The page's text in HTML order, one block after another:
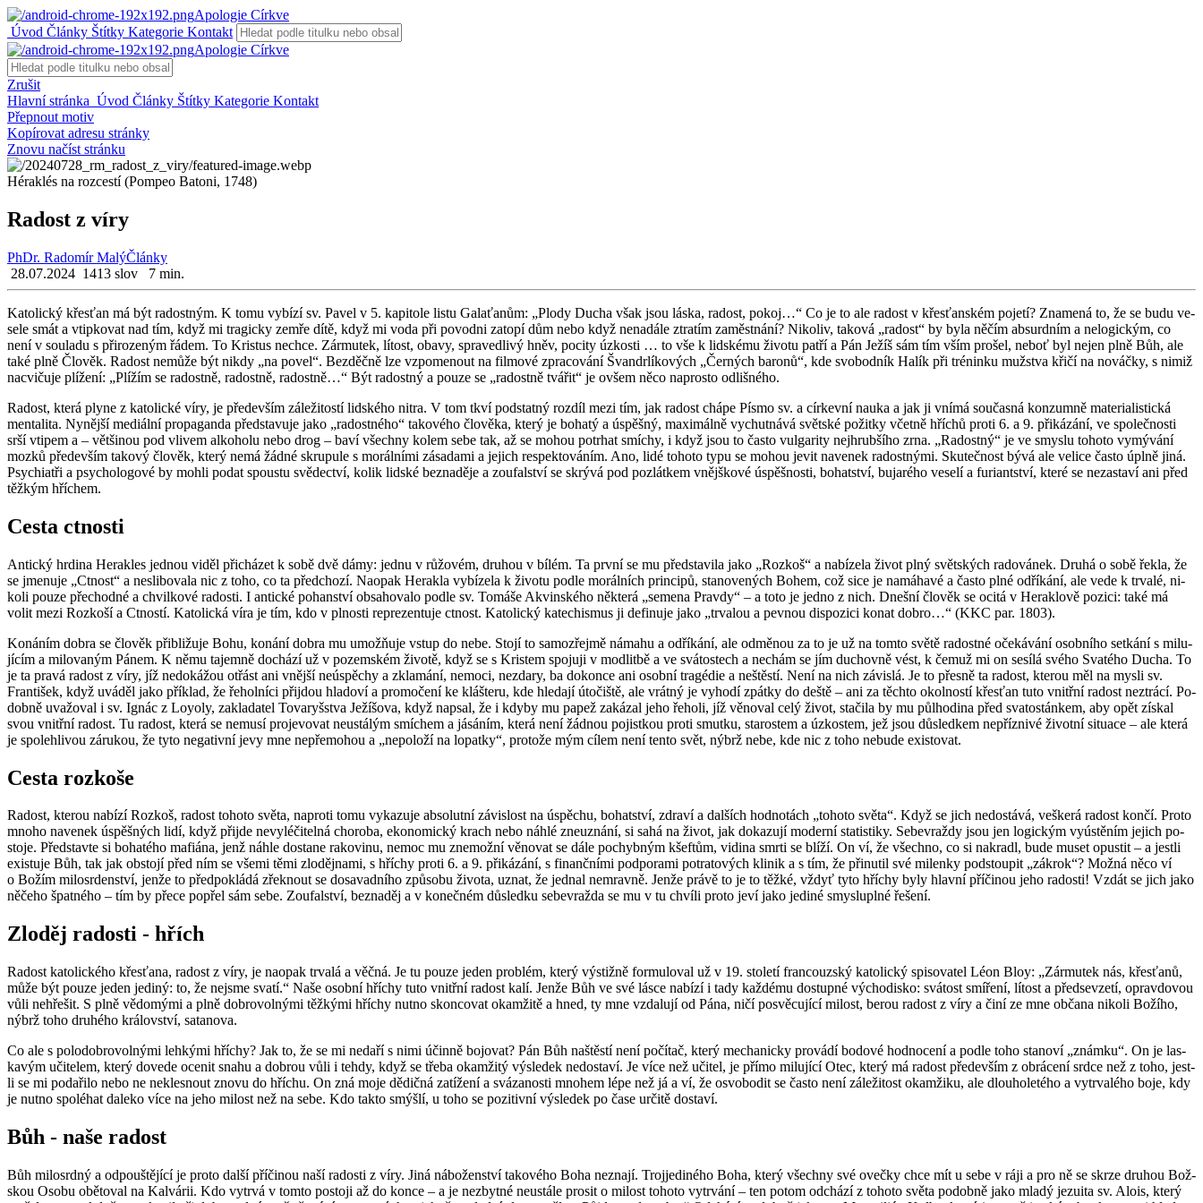
Apologie Církve
Úvod Články Štítky Kategorie Kontakt
Apologie Církve
Zrušit
Hlavní stránka Úvod Články Štítky Kategorie Kontakt
Přepnout motiv
Kopírovat adresu stránky
Znovu načíst stránku
Héraklés na rozcestí (Pompeo Batoni, 1748)
Radost z víry
PhDr. Radomír MalýČlánky
28.07.2024 1413 slov 7 min.
Ka­to­lic­ký křes­ťan má být ra­dost­ným. K tomu vy­bí­zí sv. Pavel v 5. ka­pi­to­le listu Ga­laťa­nům: „Plody Ducha však jsou láska, ra­dost, pokoj…“ Co je to ale ra­dost v křes­ťan­ském po­je­tí? Zna­me­ná to, že se budu ve­
se­le smát a vtip­ko­vat nad tím, když mi tra­gic­ky zemře dítě, když mi voda při po­vod­ni za­to­pí dům nebo když ne­na­dá­le ztra­tím za­měst­ná­ní? Ni­ko­liv, ta­ko­vá „ra­dost“ by byla něčím ab­surd­ním a ne­lo­gic­kým, co
není v sou­la­du s při­ro­ze­ným řádem. To Kris­tus ne­chce. Zármu­tek, lí­tost, obavy, spra­ved­li­vý hněv, po­ci­ty úz­kos­ti … to vše k lid­ské­mu ži­vo­tu patří a Pán Ježíš sám tím vším pro­šel, neboť byl nejen plně Bůh, ale
také plně Člo­věk. Ra­dost ne­mů­že být nikdy „na povel“. Bezděč­ně lze vzpo­me­nout na fil­mo­vé zpra­co­vá­ní Švan­dr­lí­ko­vých „Čer­ných ba­ro­nů“, kde svo­bod­ník Halík při tré­nin­ku muž­stva křičí na no­váč­ky, s nimiž
na­cvi­ču­je plí­že­ní: „Plí­žím se ra­dost­ně, ra­dost­ně, ra­dost­ně…“ Být ra­dost­ný a pouze se „ra­dost­ně tvá­řit“ je ovšem něco na­pros­to od­liš­né­ho.
Ra­dost, která plyne z ka­to­lic­ké víry, je pře­de­vším zá­le­ži­tos­tí lid­ské­ho nitra. V tom tkví pod­stat­ný roz­díl mezi tím, jak ra­dost chápe Písmo sv. a cír­kev­ní nauka a jak ji vnímá sou­čas­ná kon­zum­ně ma­te­ri­a­lis­tic­ká
men­ta­li­ta. Ny­něj­ší me­di­ál­ní pro­pa­gan­da před­sta­vu­je jako „ra­dost­né­ho“ ta­ko­vé­ho člo­vě­ka, který je bo­ha­tý a úspěš­ný, ma­xi­mál­ně vy­chut­ná­vá svět­ské po­žit­ky včet­ně hříchů proti 6. a 9. při­ká­zá­ní, ve spo­leč­nos­ti
srší vti­pem a – vět­ši­nou pod vli­vem al­ko­ho­lu nebo drog – baví všech­ny kolem sebe tak, až se mohou po­tr­hat smí­chy, i když jsou to často vul­ga­ri­ty nej­hrub­ší­ho zrna. „Ra­dost­ný“ je ve smys­lu to­ho­to vy­mý­vá­ní
mozků pře­de­vším ta­ko­vý člo­věk, který nemá žádné skru­pu­le s mo­rál­ní­mi zá­sa­da­mi a je­jich re­spek­to­vá­ním. Ano, lidé to­ho­to typu se mohou jevit na­ve­nek ra­dost­ný­mi. Sku­teč­nost bývá ale ve­li­ce často úplně jiná.
Psy­chi­at­ři a psy­cho­lo­go­vé by mohli podat spous­tu svě­dec­tví, kolik lid­ské bez­na­dě­je a zou­fal­ství se skrý­vá pod po­zlát­kem vnějš­ko­vé úspěš­nos­ti, bo­hat­ství, bu­jaré­ho ve­se­lí a fu­ri­ant­ství, které se ne­za­sta­ví ani před
těž­kým hří­chem.
Cesta ctnos­ti
An­tic­ký hr­di­na Hera­kles jed­nou viděl při­chá­zet k sobě dvě dámy: jednu v rů­žo­vém, dru­hou v bílém. Ta první se mu před­sta­vi­la jako „Rozkoš“ a na­bí­ze­la život plný svět­ských ra­do­vá­nek. Druhá o sobě řekla, že
se jme­nu­je „Ctnost“ a nesli­bo­va­la nic z toho, co ta před­cho­zí. Na­o­pak Herak­la vy­bí­ze­la k ži­vo­tu podle mo­rál­ních prin­ci­pů, sta­no­ve­ných Bohem, což sice je na­má­ha­vé a často plné od­ří­ká­ní, ale vede k tr­va­lé, ni­
ko­li pouze pře­chod­né a chvil­ko­vé ra­dos­ti. I an­tic­ké po­han­ství ob­sa­ho­va­lo podle sv. To­má­še Akvin­ské­ho ně­kte­rá „se­me­na Prav­dy“ – a toto je jedno z nich. Dneš­ní člo­věk se ocitá v Hera­klo­vě po­zi­ci: také má
volit mezi Rozko­ší a Ctnos­tí. Ka­to­lic­ká víra je tím, kdo v pl­nos­ti re­pre­zen­tu­je ctnost. Ka­to­lic­ký ka­techis­mus ji de­fi­nu­je jako „tr­va­lou a pev­nou dis­po­zi­ci konat dobro…“ (KKC par. 1803).
Ko­ná­ním dobra se člo­věk při­bli­žu­je Bohu, ko­ná­ní dobra mu umožňuje vstup do nebe. Stojí to sa­mo­zřej­mě ná­ma­hu a od­ří­ká­ní, ale od­mě­nou za to je už na tomto světě ra­dost­né oče­ká­vá­ní osob­ní­ho se­tká­ní s mi­lu­
jí­cím a mi­lo­va­ným Pánem. K němu ta­jem­ně do­chá­zí už v po­zem­ském ži­vo­tě, když se s Kris­tem spo­ju­ji v mod­lit­bě a ve svá­tos­tech a ne­chám se jím du­chov­ně vést, k čemuž mi on se­sí­lá svého Sva­té­ho Ducha. To
je ta pravá ra­dost z víry, jíž ne­do­ká­žou otřást ani vněj­ší ne­ú­spě­chy a zkla­má­ní, ne­mo­ci, ne­zda­ry, ba do­kon­ce ani osob­ní tragé­die a ne­štěs­tí. Není na nich zá­vis­lá. Je to přes­ně ta ra­dost, kte­rou měl na mysli sv.
Fran­ti­šek, když uvá­děl jako pří­klad, že ře­hol­ní­ci při­jdou hla­do­ví a pro­mo­če­ní ke kláš­te­ru, kde hle­da­jí úto­čiš­tě, ale vrát­ný je vy­ho­dí zpát­ky do deště – ani za těch­to okol­nos­tí křes­ťan tuto vnitř­ní ra­dost ne­ztrá­cí. Po­
dob­ně uva­žo­val i sv. Ignác z Loy­o­ly, za­kla­da­tel To­va­ryš­stva Je­ží­šo­va, když na­psal, že i kdyby mu papež za­ká­zal jeho ře­ho­li, jíž vě­no­val celý život, sta­či­la by mu půl­ho­di­na před sva­tostán­kem, aby opět zís­kal
svou vnitř­ní ra­dost. Tu ra­dost, která se ne­mu­sí pro­je­vo­vat ne­u­stá­lým smí­chem a já­sá­ním, která není žád­nou po­jist­kou proti smut­ku, sta­ros­tem a úz­kos­tem, jež jsou dů­sled­kem ne­pří­z­ni­vé ži­vot­ní si­tu­a­ce – ale která
je spo­leh­li­vou zá­ru­kou, že tyto ne­ga­tiv­ní jevy mne ne­pře­mo­hou a „ne­po­lo­ží na lo­pat­ky“, pro­to­že mým cílem není tento svět, nýbrž nebe, kde nic z toho ne­bu­de exis­to­vat.
Cesta rozko­še
Ra­dost, kte­rou na­bí­zí Rozkoš, ra­dost to­ho­to světa, na­pro­ti tomu vy­ka­zu­je ab­so­lut­ní zá­vis­lost na úspě­chu, bo­hat­ství, zdra­ví a dal­ších hod­no­tách „to­ho­to světa“. Když se jich ne­do­stá­vá, veš­ke­rá ra­dost končí. Proto
mnoho na­ve­nek úspěš­ných lidí, když při­jde ne­vy­lé­či­tel­ná cho­ro­ba, eko­no­mic­ký krach nebo náhlé zne­u­zná­ní, si sahá na život, jak do­ka­zu­jí mo­der­ní sta­tis­ti­ky. Se­be­vraž­dy jsou jen lo­gic­kým vy­ús­tě­ním je­jich po­
sto­je. Před­stav­te si bo­ha­té­ho ma­fi­á­na, jenž náhle do­sta­ne ra­ko­vi­nu, nemoc mu zne­mož­ní vě­no­vat se dále po­chyb­ným kšef­tům, vi­di­na smrti se blíží. On ví, že všech­no, co si na­kra­dl, bude muset opus­tit – a jest­li
exis­tu­je Bůh, tak jak ob­sto­jí před ním se všemi těmi zlo­děj­na­mi, s hří­chy proti 6. a 9. při­ká­zá­ní, s fi­nanč­ní­mi pod­po­ra­mi po­tra­to­vých kli­nik a s tím, že při­nu­til své mi­len­ky pod­stou­pit „zá­krok“? Možná něco ví
o Božím mi­lo­sr­den­ství, jenže to před­po­klá­dá zřek­nout se do­sa­vad­ní­ho způ­so­bu ži­vo­ta, uznat, že jed­nal ne­mrav­ně. Jenže právě to je to těžké, vždyť tyto hří­chy byly hlav­ní pří­či­nou jeho ra­dos­ti! Vzdát se jich jako
ně­če­ho špat­né­ho – tím by přece po­přel sám sebe. Zou­fal­ství, bez­na­děj a v ko­neč­ném dů­sled­ku se­be­vraž­da se mu v tu chví­li proto jeví jako je­di­né smys­lu­pl­né ře­še­ní.
Zlo­děj ra­dos­ti - hřích
Ra­dost ka­to­lic­ké­ho křes­ťa­na, ra­dost z víry, je na­o­pak tr­va­lá a věčná. Je tu pouze jeden pro­blém, který vý­stiž­ně for­mu­lo­val už v 19. sto­le­tí fran­couz­ský ka­to­lic­ký spi­so­va­tel Léon Bloy: „Zármu­tek nás, křes­ťa­nů,
může být pouze jeden je­di­ný: to, že nejsme svatí.“ Naše osob­ní hří­chy tuto vnitř­ní ra­dost kalí. Jenže Bůh ve své lásce na­bí­zí i tady kaž­dé­mu do­stup­né vý­cho­dis­ko: svá­tost smí­ře­ní, lí­tost a před­se­vze­tí, oprav­do­vou
vůli ne­hře­šit. S plně vě­do­mý­mi a plně dob­ro­vol­ný­mi těž­ký­mi hří­chy nutno skon­co­vat oka­mži­tě a hned, ty mne vzda­lu­jí od Pána, ničí po­svě­cu­jí­cí mi­lost, berou ra­dost z víry a činí ze mne ob­ča­na ni­ko­li Bo­ží­ho,
nýbrž toho dru­hé­ho krá­lov­ství, sa­ta­no­va.
Co ale s po­lo­dob­ro­vol­ný­mi leh­ký­mi hří­chy? Jak to, že se mi ne­da­ří s nimi účin­ně bo­jo­vat? Pán Bůh na­štěs­tí není po­čí­tač, který me­cha­nic­ky pro­vá­dí bo­do­vé hod­no­ce­ní a podle toho sta­no­ví „znám­ku“. On je las­
ka­vým uči­te­lem, který do­ve­de oce­nit snahu a dobrou vůli i tehdy, když se třeba oka­mži­tý vý­sle­dek ne­do­sta­ví. Je více než uči­tel, je přímo mi­lu­jí­cí Otec, který má ra­dost pře­de­vším z ob­rá­ce­ní srdce než z toho, jest­
li se mi po­da­ři­lo nebo ne ne­kles­nout znovu do hří­chu. On zná moje dě­dič­ná za­tí­že­ní a svá­za­nos­ti mno­hem lépe než já a ví, že osvo­bo­dit se často není zá­le­ži­tost oka­mži­ku, ale dlou­ho­le­té­ho a vy­tr­va­lé­ho boje, kdy
je nutno spo­lé­hat da­le­ko více na jeho mi­lost než na sebe. Kdo takto smýš­lí, u toho se po­zi­tiv­ní vý­sle­dek po čase ur­či­tě do­sta­ví.
Bůh - naše ra­dost
Bůh mi­lo­srd­ný a od­pouš­tě­jí­cí je proto další pří­či­nou naší ra­dos­ti z víry. Jiná ná­bo­žen­ství ta­ko­vé­ho Boha ne­zna­jí. Tro­j­je­di­né­ho Boha, který všech­ny své oveč­ky chce mít u sebe v ráji a pro ně se skrze dru­hou Bož­
skou Osobu obě­to­val na Kal­vá­rii. Kdo vy­tr­vá v tomto po­sto­ji až do konce – a je ne­zbyt­né ne­u­stá­le pro­sit o mi­lost to­ho­to vy­tr­vá­ní – ten potom od­chá­zí z to­ho­to světa po­dob­ně jako mladý je­zu­i­ta sv. Alois, který